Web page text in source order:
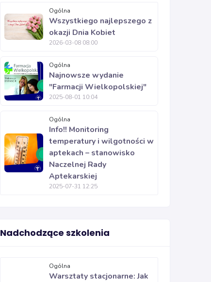
Ogólna
Wszystkiego najlepszego z
okazji Dnia Kobiet
2026-03-08 08:00
Ogólna
Najnowsze wydanie
"Farmacji Wielkopolskiej"
2025-08-01 10:04
Ogólna
Info!! Monitoring
temperatury i wilgotności w
aptekach – stanowisko
Naczelnej Rady
Aptekarskiej
2025-07-31 12:25
Nadchodzące szkolenia
Ogólna
Warsztaty stacjonarne: Jak